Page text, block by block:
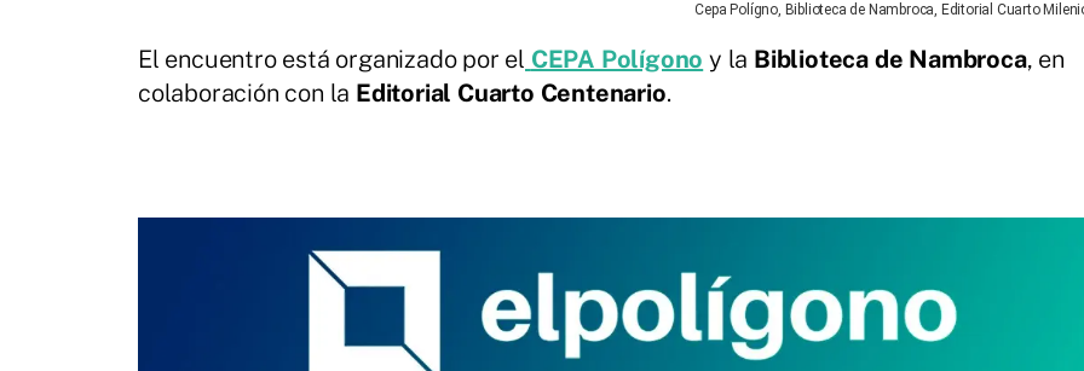
Cepa Polígno, Biblioteca de Nambroca, Editorial Cuarto
El encuentro está organizado por el CEPA Polígono y la Biblioteca de Nambroca, en
colaboración con la Editorial Cuarto Centenario.